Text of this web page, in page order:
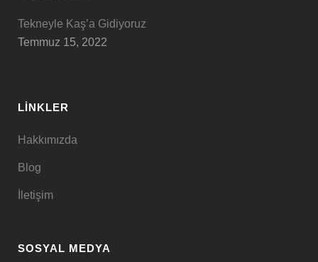
Tekneyle Kaş’a Gidiyoruz
Temmuz 15, 2022
LINKLER
Hakkımızda
Blog
İletişim
SOSYAL MEDYA